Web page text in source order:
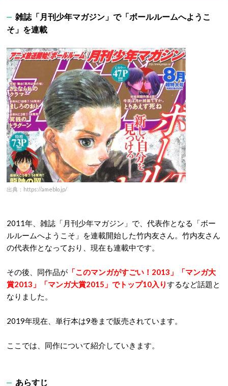
雑誌「月刊少年マガジン」で「ボールルームへようこ
そ」を連載
出典：https://ameblo.jp/
2011年、雑誌「月刊少年マガジン」で、代表作となる「ボー
ルルームへようこそ」を連載開始した竹内友さん。竹内友さん
の代表作となっており、現在も連載中です。
その後、同作品が 「このマンガがすごい！2013」「マンガ大
賞2013」「マンガ大賞2015」でトップ10入りするなど話題と
なりました。
2019年現在、単行本は9巻まで販売されています。
ここでは、同作について紹介していきます。
あらすじ